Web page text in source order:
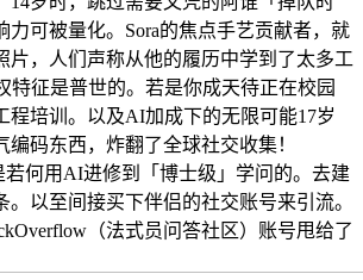
力可被量化。Sora的焦点手艺贡献者，就
片，人们声称从他的履历中学到了太多工
特征是普世的。若是你成天待正在校园
程培训。以及AI加成下的无限可能17岁
编码东西，炸翻了全球社交收集！
若何用AI进修到「博士级」学问的。去建
。以至间接买下伴侣的社交账号来引流。
（法式员问答社区）账号甩给了